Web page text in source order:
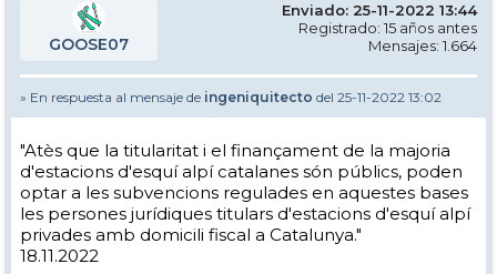
GOOSE07
Enviado: 25-11-2022 13:44
Registrado: 15 años antes
Mensajes: 1.664
» En respuesta al mensaje de ingeniquitecto del 25-11-2022 13:02
"Atès que la titularitat i el finançament de la majoria
d'estacions d'esquí alpí catalanes són públics, poden
optar a les subvencions regulades en aquestes bases
les persones jurídiques titulars d'estacions d'esquí alpí
privades amb domicili fiscal a Catalunya."
18.11.2022